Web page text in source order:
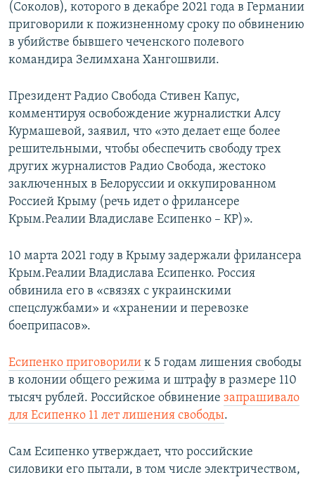
(Соколов), которого в декабре 2021 года в Германии
приговорили к пожизненному сроку по обвинению
в убийстве бывшего чеченского полевого
командира Зелимхана Хангошвили.
Президент Радио Свобода Стивен Капус,
комментируя освобождение журналистки Алсу
Курмашевой, заявил, что «это делает еще более
решительными, чтобы обеспечить свободу трех
других журналистов Радио Свобода, жестоко
заключенных в Белоруссии и оккупированном
Россией Крыму (речь идет о фрилансере
Крым.Реалии Владиславе Есипенко – КР)».
10 марта 2021 году в Крыму задержали фрилансера
Крым.Реалии Владислава Есипенко. Россия
обвинила его в «связях с украинскими
спецслужбами» и «хранении и перевозке
боеприпасов».
Есипенко приговорили к 5 годам лишения свободы
в колонии общего режима и штрафу в размере 110
тысяч рублей. Российское обвинение запрашивало
для Есипенко 11 лет лишения свободы.
Сам Есипенко утверждает, что российские
силовики его пытали, в том числе электричеством,